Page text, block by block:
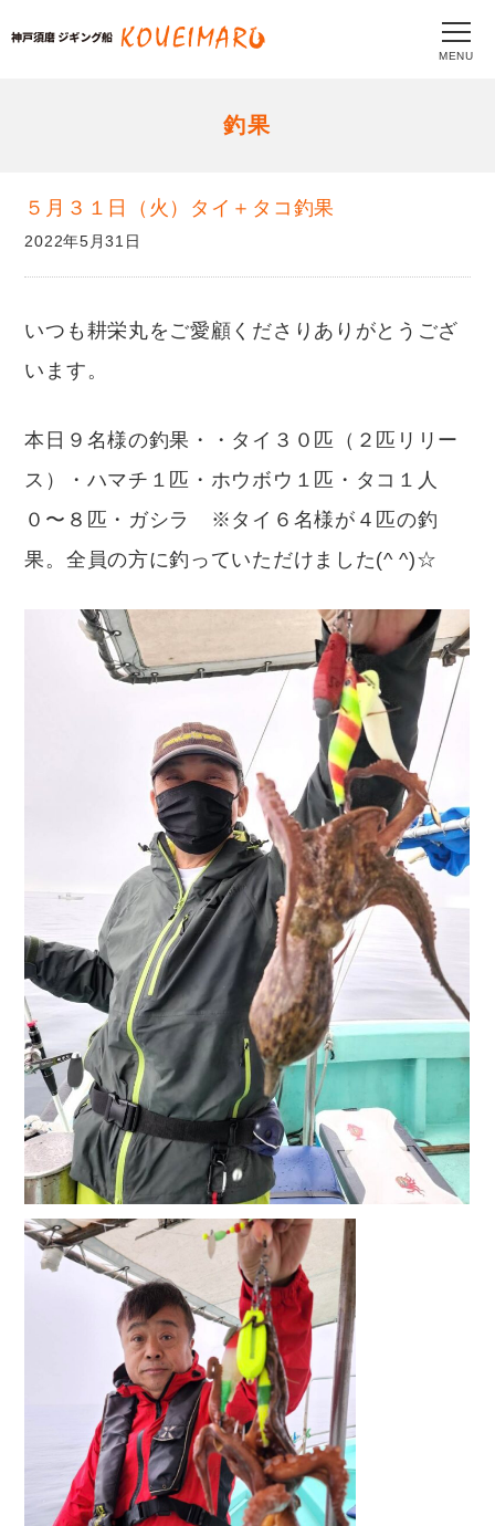
MENU
釣果
５月３１日（火）タイ＋タコ釣果
2022年5月31日
いつも耕栄丸をご愛顧くださりありがとうござ
います。
本日９名様の釣果・・タイ３０匹（２匹リリー
ス）・ハマチ１匹・ホウボウ１匹・タコ１人
０〜８匹・ガシラ ※タイ６名様が４匹の釣
果。全員の方に釣っていただけました(^ ^)☆